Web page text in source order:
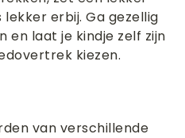
erbij. Ga gezellig
en laat je kindje zelf zijn
kiezen.
van verschillende